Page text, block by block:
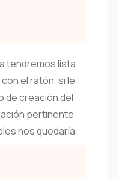
tendremos lista
el ratón, si le
de creación del
pertinente
nos quedaría: